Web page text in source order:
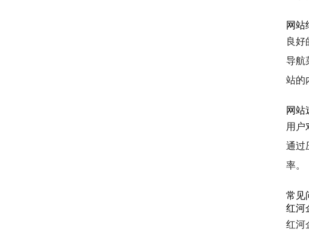
网站
良好
导航
站的
网站
用户
通过
率。
常见
红河
红河